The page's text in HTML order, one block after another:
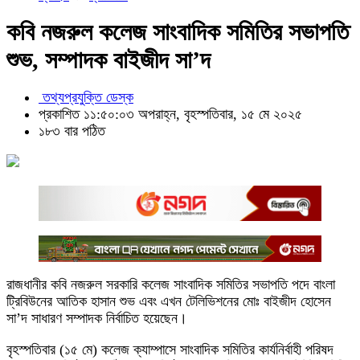
কবি নজরুল কলেজ সাংবাদিক সমিতির সভাপতি
শুভ, সম্পাদক বাইজীদ সা’দ
তথ্যপ্রযুক্তি ডেস্ক
প্রকাশিত ১১:৫০:০৩ অপরাহ্ন, বৃহস্পতিবার, ১৫ মে ২০২৫
১৮৩ বার পঠিত
রাজধানীর কবি নজরুল সরকারি কলেজ সাংবাদিক সমিতির সভাপতি পদে বাংলা
ট্রিবিউনের আতিক হাসান শুভ এবং এখন টেলিভিশনের মোঃ বাইজীদ হোসেন
সা’দ সাধারণ সম্পাদক নির্বাচিত হয়েছেন।
বৃহস্পতিবার (১৫ মে) কলেজ ক্যাম্পাসে সাংবাদিক সমিতির কার্যনির্বাহী পরিষদ